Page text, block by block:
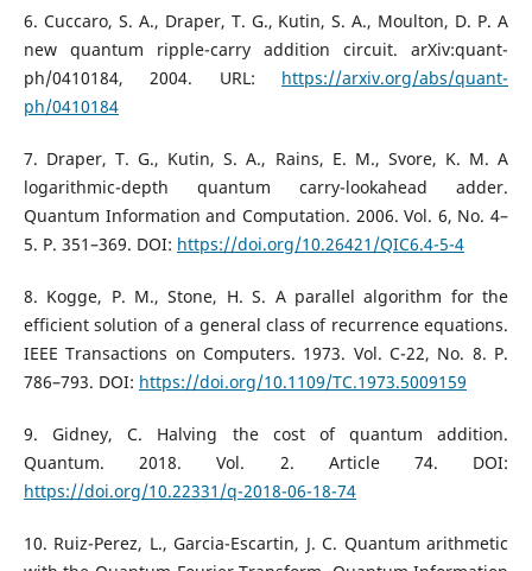
6. Cuccaro, S. A., Draper, T. G., Kutin, S. A., Moulton, D. P. A
new quantum ripple-carry addition circuit. arXiv:quant-
ph/0410184, 2004. URL: https://arxiv.org/abs/quant-
ph/0410184
7. Draper, T. G., Kutin, S. A., Rains, E. M., Svore, K. M. A
logarithmic-depth quantum carry-lookahead adder.
Quantum Information and Computation. 2006. Vol. 6, No. 4–
5. P. 351–369. DOI: https://doi.org/10.26421/QIC6.4-5-4
8. Kogge, P. M., Stone, H. S. A parallel algorithm for the
efficient solution of a general class of recurrence equations.
IEEE Transactions on Computers. 1973. Vol. C-22, No. 8. P.
786–793. DOI: https://doi.org/10.1109/TC.1973.5009159
9. Gidney, C. Halving the cost of quantum addition.
Quantum. 2018. Vol. 2. Article 74. DOI:
https://doi.org/10.22331/q-2018-06-18-74
10. Ruiz-Perez, L., Garcia-Escartin, J. C. Quantum arithmetic